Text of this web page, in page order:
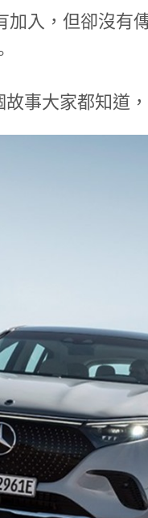
入，但卻沒有
事大家都知道